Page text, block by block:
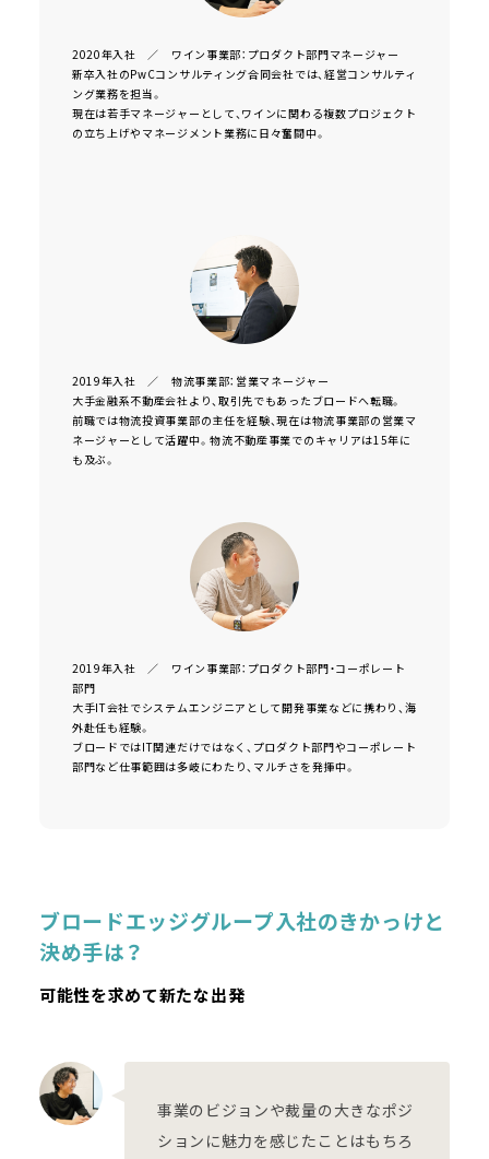
2020年入社 ／ ワイン事業部：プロダクト部門マネージャー
新卒入社のPwCコンサルティング合同会社では、経営コンサルティ
ング業務を担当。
現在は若手マネージャーとして、ワインに関わる複数プロジェクト
の立ち上げやマネージメント業務に日々奮闘中。
2019年入社 ／ 物流事業部：営業マネージャー
大手金融系不動産会社より、取引先でもあったブロードへ転職。
前職では物流投資事業部の主任を経験、現在は物流事業部の営業マ
ネージャーとして活躍中。物流不動産事業でのキャリアは15年に
も及ぶ。
2019年入社 ／ ワイン事業部：プロダクト部門・コーポレート
部門
大手IT会社でシステムエンジニアとして開発事業などに携わり、海
外赴任も経験。
ブロードではIT関連だけではなく、プロダクト部門やコーポレート
部門など仕事範囲は多岐にわたり、マルチさを発揮中。
ブロードエッジグループ入社のきかっけと
決め手は？
可能性を求めて新たな出発
事業のビジョンや裁量の大きなポジ
ションに魅力を感じたことはもちろ